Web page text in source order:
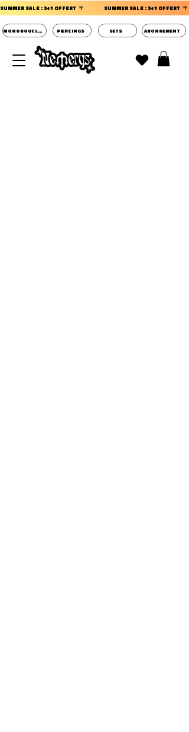
SUMMER SALE : 3+1 OFFERT  🌴
MONOBOUCLES PIERCINGS SETS ABONNEMENT